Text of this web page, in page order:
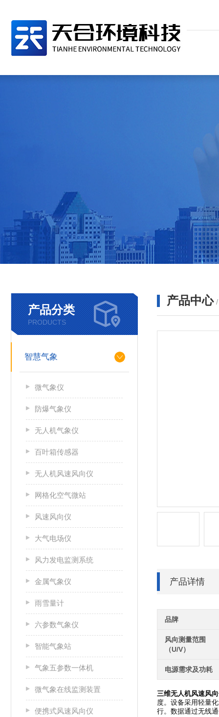
产品分类
PRODUCTS
智慧气象
微气象仪
防爆气象仪
无人机气象仪
百叶箱传感器
无人机风速风向仪
网格化空气微站
风速风向仪
大气电场仪
风力发电监测系统
金属气象仪
雨雪量计
六参数气象仪
智能气象站
气象五参数一体机
微气象在线监测装置
便携式风速风向仪
产品中心
产品详情
品牌
风向测量范围
（U/V）
电源需求及功耗
三维无人机风速风
度。设备采用轻量
行。数据通过无线